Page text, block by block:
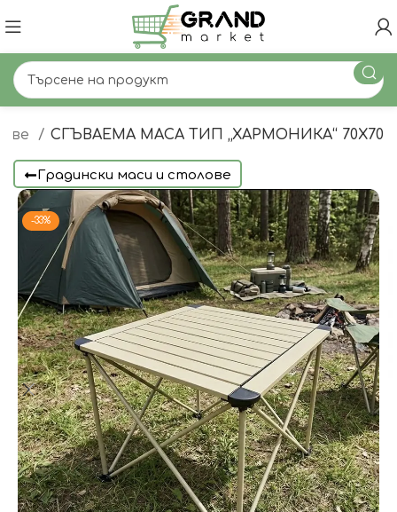
СГЪВАЕМА МАСА ТИП „ХАРМОНИКА“ 70Х70
Градински маси и столове
-33%